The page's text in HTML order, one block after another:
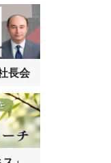
長会